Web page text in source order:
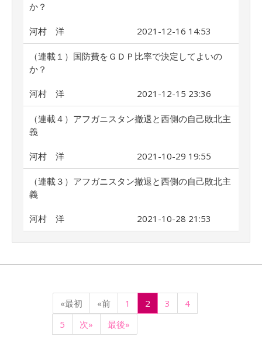
か？
河村 洋 2021-12-16 14:53
（連載１）国防費をＧＤＰ比率で決定してよいの
か？
河村 洋 2021-12-15 23:36
（連載４）アフガニスタン撤退と西側の自己敗北主
義
河村 洋 2021-10-29 19:55
（連載３）アフガニスタン撤退と西側の自己敗北主
義
河村 洋 2021-10-28 21:53
«最初 «前 1 2 3
4
5
次» 最後»